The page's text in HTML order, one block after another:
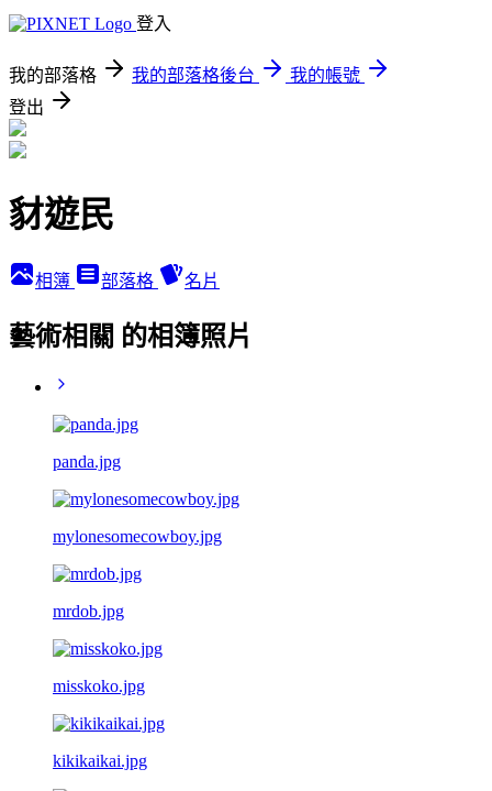
登入
我的部落格 我的部落格後台
我的帳號
登出
豺遊民
相簿 部落格 名片
藝術相關 的相簿照片
panda.jpg
mylonesomecowboy.jpg
mrdob.jpg
misskoko.jpg
kikikaikai.jpg